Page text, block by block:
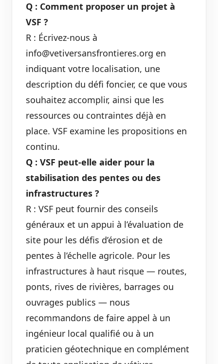
Q : Comment proposer un projet à
VSF ?
R : Écrivez-nous à
info@vetiversansfrontieres.org en
indiquant votre localisation, une
description du défi foncier, ce que vous
souhaitez accomplir, ainsi que les
ressources ou contraintes déjà en
place. VSF examine les propositions en
continu.
Q : VSF peut-elle aider pour la
stabilisation des pentes ou des
infrastructures ?
R : VSF peut fournir des conseils
généraux et un appui à l’évaluation de
site pour les défis d’érosion et de
pentes à l’échelle agricole. Pour les
infrastructures à haut risque — routes,
ponts, rives de rivières, barrages ou
ouvrages publics — nous
recommandons de faire appel à un
ingénieur local qualifié ou à un
praticien géotechnique en complément